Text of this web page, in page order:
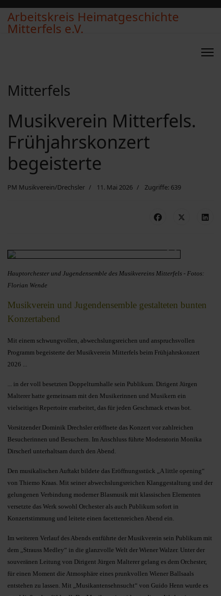
Arbeitskreis Heimatgeschichte
Mitterfels e.V.
Mitterfels
Musikverein Mitterfels.
Frühjahrskonzert
begeisterte
PM Musikverein/Drechsler 11. Mai 2026 Zugriffe: 639
Hauptorchester und Jugendensemble des Musikvereins Mitterfels - Fotos:
Florian Wende
Musikverein und Jugendensemble gestalteten bunten
Konzertabend
Mit einem schwungvollen, abwechslungsreichen und anspruchsvollen
Programm begeisterte der Musikverein Mitterfels beim Frühjahrskonzert
2026 ...
... in der voll besetzten Doppelturnhalle sein Publikum. Dirigent Jürgen
Malterer hatte gemeinsam mit den Musikerinnen und Musikern ein
vielseitiges Repertoire erarbeitet, das für jeden Geschmack etwas bot.
Vorsitzender Dominik Drechsler eröffnete das Konzert vor zahlreichen
Besucherinnen und Besuchern. Im Anschluss führte Moderatorin Monika
Dirscherl unterhaltsam durch den Abend.
Den musikalischen Auftakt bildete das Eröffnungsstück „A little opening“
von Thiemo Kraas. Mit seiner abwechslungsreichen Klanggestaltung und der
gelungenen Verbindung moderner Blasmusik mit klassischen Elementen
versetzte das Werk sowohl Orchester als auch Publikum sofort in
Konzertstimmung und leitete einen facettenreichen Abend ein.
Im weiteren Verlauf des Abends entführte der Musikverein sein Publikum mit
dem „Strauss Medley“ in die glanzvolle Welt der Wiener Walzer. Unter der
souveränen Leitung von Dirigent Jürgen Malterer gelang es dem Orchester,
für einen Moment die Atmosphäre eines prunkvollen Wiener Ballsaals
entstehen zu lassen. Mit „Musikantensehnsucht“ von Guido Henn wurde es